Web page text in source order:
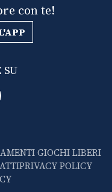
con te!
SU
GIOCHI LIBERI
PRIVACY POLICY